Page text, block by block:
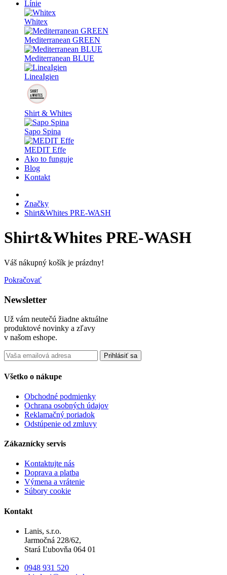
Línie
Whitex
Mediterranean GREEN
Mediterranean BLUE
LineaIgien
Shirt & Whites
Sapo Spina
MEDIT Effe
Ako to funguje
Blog
Kontakt
Značky
Shirt&Whites PRE-WASH
Shirt&Whites PRE-WASH
Váš nákupný košík je prázdny!
Pokračovať
Newsletter
Už vám neutečú žiadne aktuálne
produktové novinky a zľavy
v našom eshope.
Prihlásiť sa
Všetko o nákupe
Obchodné podmienky
Ochrana osobných údajov
Reklamačný poriadok
Odstúpenie od zmluvy
Zákaznícky servis
Kontaktujte nás
Doprava a platba
Výmena a vrátenie
Súbory cookie
Kontakt
Lanis, s.r.o.
Jarmočná 228/62,
Stará Ľubovňa 064 01
0948 931 520